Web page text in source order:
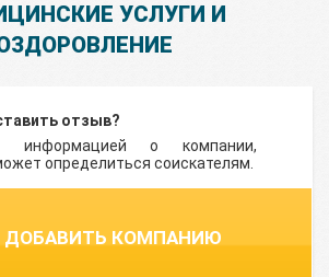
УСЛУГИ И
отзыв?
информацией о компании,
определиться соискателям.
ДОБАВИТЬ КОМПАНИЮ